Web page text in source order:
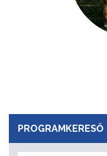
PROGRAMKERESŐ